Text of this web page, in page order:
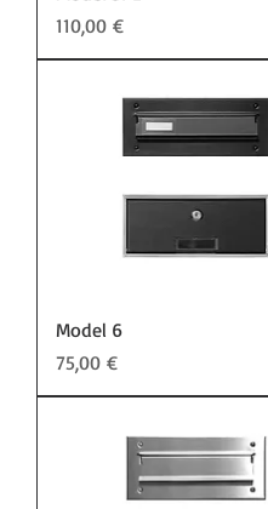
Preis
110,00 €
Model 6
Preis
75,00 €